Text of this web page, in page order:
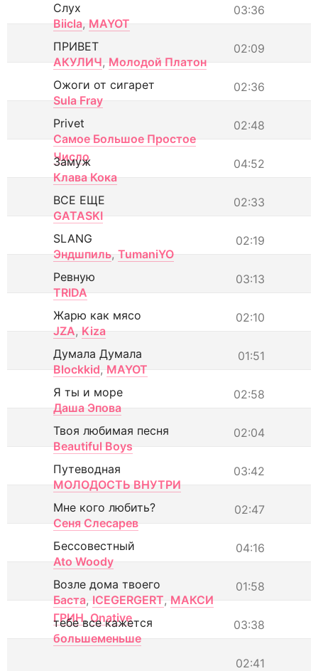
03:36
Слух
Biicla, MAYOT
02:09
ПРИВЕТ
АКУЛИЧ, Молодой Платон
02:36
Ожоги от сигарет
Sula Fray
02:48
Privet
Самое Большое Простое
Число
04:52
Замуж
Клава Кока
02:33
ВСЕ ЕЩЕ
GATASKI
02:19
SLANG
Эндшпиль, TumaniYO
03:13
Ревную
TRIDA
02:10
Жарю как мясо
JZA, Kiza
01:51
Думала Думала
Blockkid, MAYOT
02:58
Я ты и море
Даша Эпова
02:04
Твоя любимая песня
Beautiful Boys
03:42
Путеводная
МОЛОДОСТЬ ВНУТРИ
02:47
Мне кого любить?
Сеня Слесарев
04:16
Бессовестный
Ato Woody
01:58
Возле дома твоего
Баста, ICEGERGERT, МАКСИ
ГРИН, Onative 03:38
тебе все кажется
большеменьше
02:41